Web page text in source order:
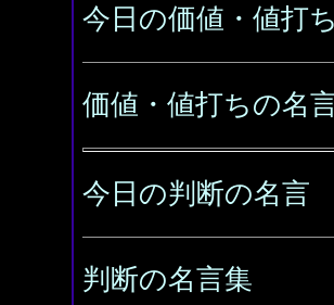
今日の価値・値打
価値・値打ちの名
今日の判断の名言
判断の名言集